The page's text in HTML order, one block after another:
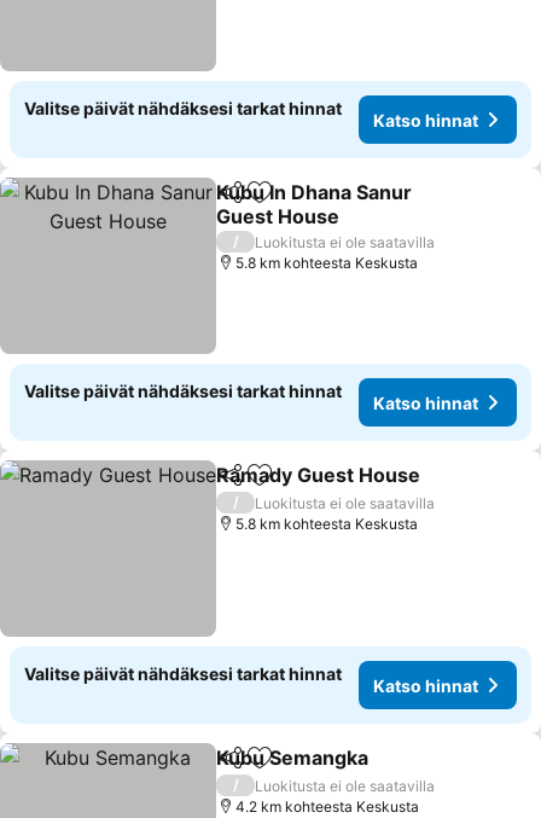
Valitse päivät nähdäksesi tarkat hinnat
Katso hinnat
Jaa Lisää suosikkeihin
Kubu In Dhana Sanur
Guest House
/
Luokitusta ei ole saatavilla
5.8 km kohteesta Keskusta
Valitse päivät nähdäksesi tarkat hinnat
Katso hinnat
Jaa Lisää suosikkeihin
Ramady Guest House
/
Luokitusta ei ole saatavilla
5.8 km kohteesta Keskusta
Valitse päivät nähdäksesi tarkat hinnat
Katso hinnat
Jaa Lisää suosikkeihin
Kubu Semangka
/
Luokitusta ei ole saatavilla
4.2 km kohteesta Keskusta